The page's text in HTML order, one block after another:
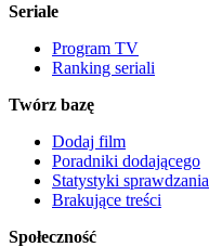
Seriale
Program TV
Ranking seriali
Twórz bazę
Dodaj film
Poradniki dodającego
Statystyki sprawdzania
Brakujące treści
Społeczność